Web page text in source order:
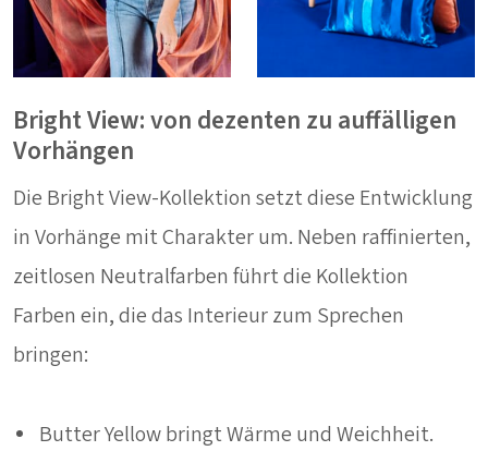
Bright View: von dezenten zu auffälligen
Vorhängen
Die Bright View-Kollektion setzt diese Entwicklung
in Vorhänge mit Charakter um. Neben raffinierten,
zeitlosen Neutralfarben führt die Kollektion
Farben ein, die das Interieur zum Sprechen
bringen:
Butter Yellow bringt Wärme und Weichheit.